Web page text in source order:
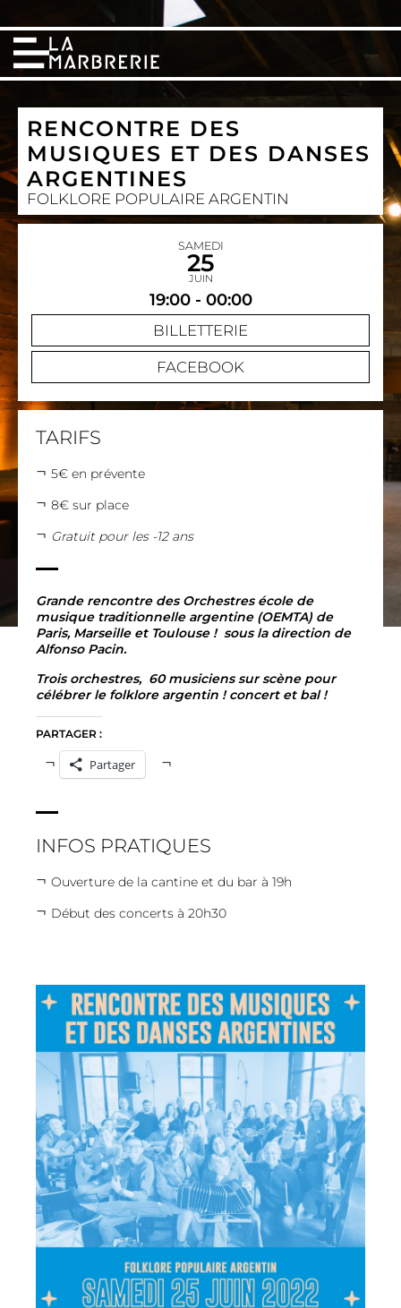
RENCONTRE DES
MUSIQUES ET DES DANSES
ARGENTINES
FOLKLORE POPULAIRE ARGENTIN
SAMEDI
25
JUIN
19:00 - 00:00
BILLETTERIE
FACEBOOK
TARIFS
5€ en prévente
8€ sur place
Gratuit pour les -12 ans
Grande rencontre des Orchestres école de
musique traditionnelle argentine (OEMTA) de
Paris, Marseille et Toulouse ! sous la direction de
Alfonso Pacin.
Trois orchestres, 60 musiciens sur scène pour
célébrer le folklore argentin ! concert et bal !
PARTAGER :
Partager
INFOS PRATIQUES
Ouverture de la cantine et du bar à 19h
Début des concerts à 20h30